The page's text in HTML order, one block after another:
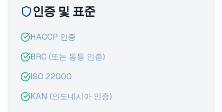
인증 및 표준
HACCP 인증
BRC (또는 동등 인증)
ISO 22000
KAN (인도네시아 인증)